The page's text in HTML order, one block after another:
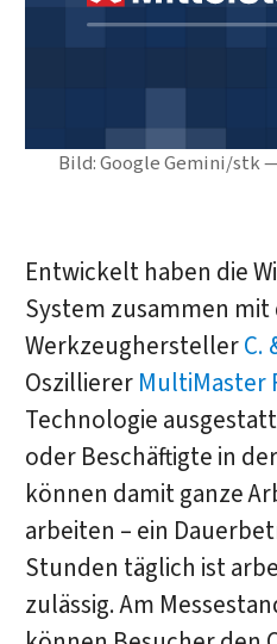
Bild: Google Gemini/stk
Entwickelt haben die
System zusammen mit
WerkzeugherstellerC.
Oszillierer MultiMaster
Technologie
oder Beschäftigte in
können damit ganze
arbeiten – ein
Stunden täglich ist
zulässig. Am